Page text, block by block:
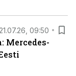
21.07.26, 09:50
Mercedes-